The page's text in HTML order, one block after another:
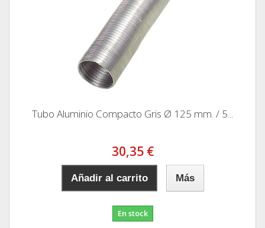
Tubo Aluminio Compacto Gris Ø 125 mm. / 5...
30,35 €
Añadir al carrito Más
En stock